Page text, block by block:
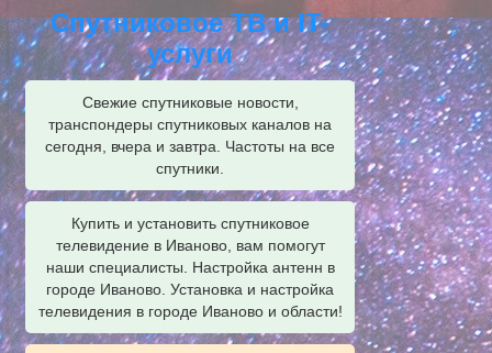
Спутниковое ТВ и IT-
услуги
Свежие спутниковые новости,
транспондеры спутниковых каналов на
сегодня, вчера и завтра. Частоты на все
спутники.
Купить и установить спутниковое
телевидение в Иваново, вам помогут
наши специалисты. Настройка антенн в
городе Иваново. Установка и настройка
телевидения в городе Иваново и области!